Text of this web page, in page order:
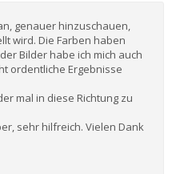
genauer hinzuschauen,
wird. Die Farben haben
Bilder habe ich mich auch
ordentliche Ergebnisse
mal in diese Richtung zu
sehr hilfreich. Vielen Dank